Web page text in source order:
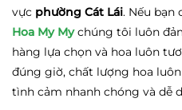
vực phường Cát Lái. Nếu bạn
Hoa My Mychúng tôi luôn
hàng lựa chọn và hoa luôn
đúng giờ, chất lượng hoa
tình cảm nhanh chóng và dễ